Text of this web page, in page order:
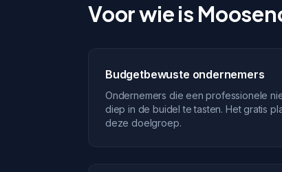
Voor wie is
Budgetbewuste ondernemers
Ondernemers die een professionele
diep in de buidel te tasten. Het gratis
deze doelgroep.